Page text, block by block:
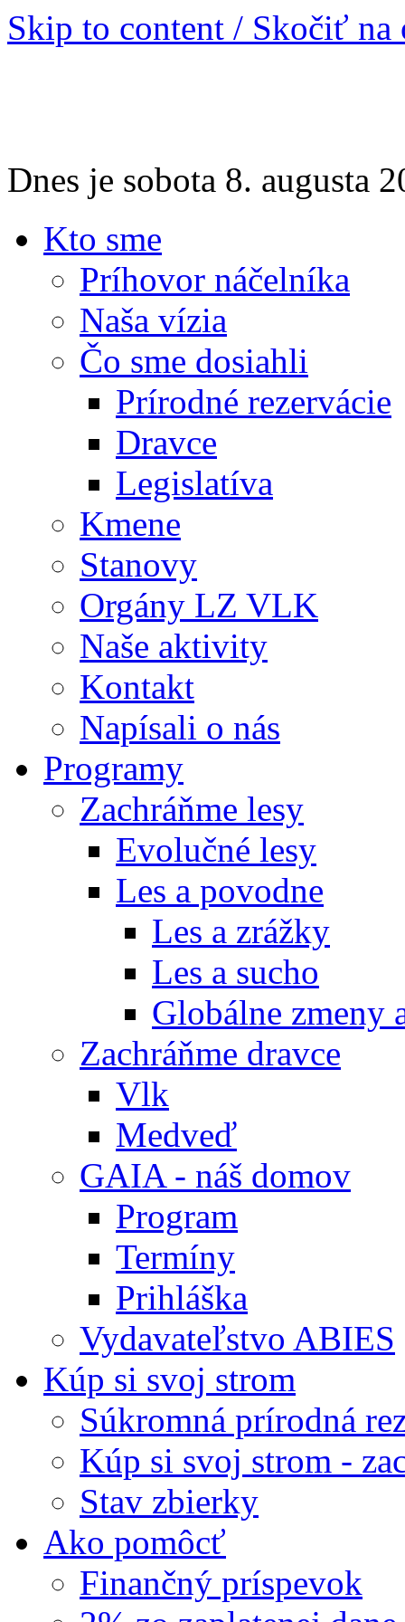
Skip to content / Skočiť na
Dnes je sobota 8. augusta
Kto sme
Príhovor náčelníka
Naša vízia
Čo sme dosiahli
Prírodné rezervácie
Dravce
Legislatíva
Kmene
Stanovy
Orgány LZ VLK
Naše aktivity
Kontakt
Napísali o nás
Programy
Zachráňme lesy
Evolučné lesy
Les a povodne
Les a zrážky
Les a sucho
Globálne zmeny
Zachráňme dravce
Vlk
Medveď
GAIA - náš domov
Program
Termíny
Prihláška
Vydavateľstvo ABIES
Kúp si svoj strom
Súkromná prírodná
Kúp si svoj strom -
Stav zbierky
Ako pomôcť
Finančný príspevok